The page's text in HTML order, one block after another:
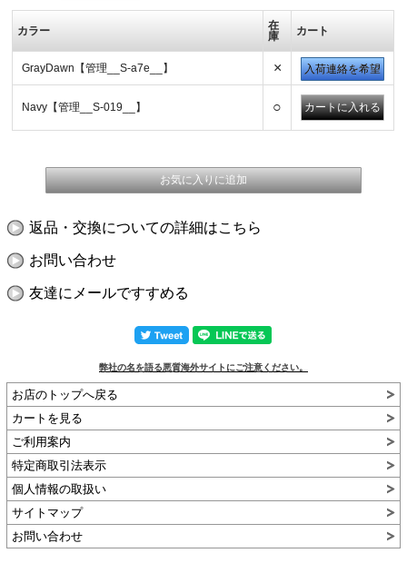
カラー
在
庫
カート
GrayDawn【管理__S-a7e__】 × 入荷連絡を希望
Navy【管理__S-019__】 ○
返品・交換についての詳細はこちら
お問い合わせ
友達にメールですすめる
弊社の名を語る悪質海外サイトにご注意ください。
お店のトップへ戻る
カートを見る
ご利用案内
特定商取引法表示
個人情報の取扱い
サイトマップ
お問い合わせ